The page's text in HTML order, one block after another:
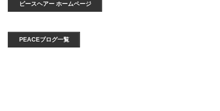
ピースヘアー ホームページ
PEACEブログ一覧